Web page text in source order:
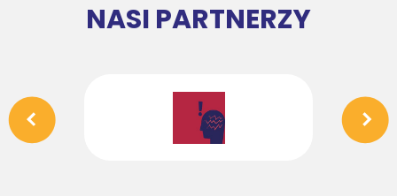
NASI PARTNERZY